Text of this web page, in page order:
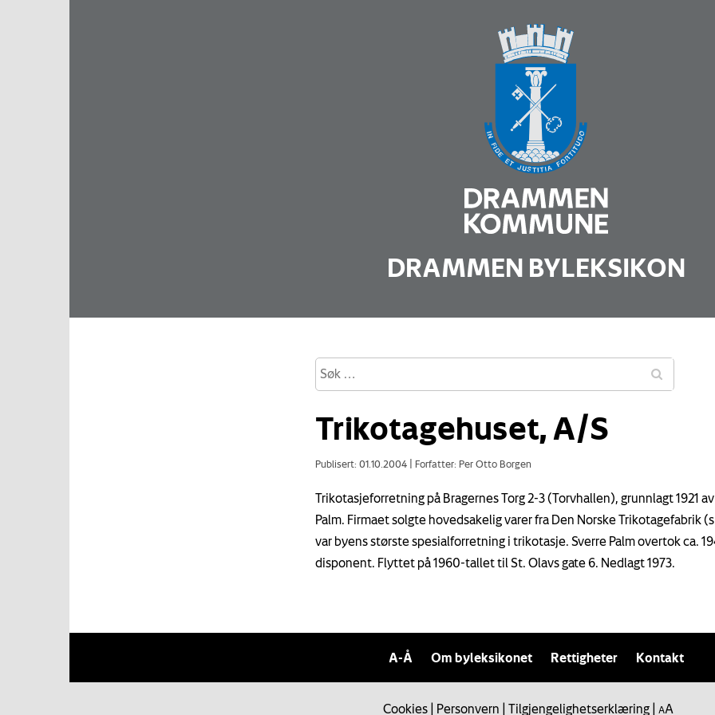
DRAMMEN BYLEKSIKON
Trikotagehuset, A/S
Publisert: 01.10.2004 Forfatter: Per Otto Borgen
Trikotasjeforretning på Bragernes Torg 2-3 (Torvhallen), grunnlagt 1921 av
Palm. Firmaet solgte hovedsakelig varer fra Den Norske Trikotagefabrik
var byens største spesialforretning i trikotasje. Sverre Palm overtok ca.
disponent. Flyttet på 1960-tallet til St. Olavs gate 6. Nedlagt 1973.
A-Å Om byleksikonet Rettigheter Kontakt
Cookies Personvern Tilgjengelighetserklæring AA